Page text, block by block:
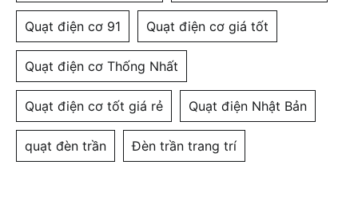
Quạt điện cơ 91 Quạt điện cơ giá tốt
Quạt điện cơ Thống Nhất
Quạt điện cơ tốt giá rẻ Quạt điện Nhật Bản
quạt đèn trần Đèn trần trang trí